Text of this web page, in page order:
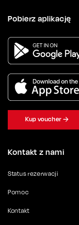
Kontakt z nami
Status rezerwacji
Pomoc
Kontakt
Pobierz aplikację
Kup voucher